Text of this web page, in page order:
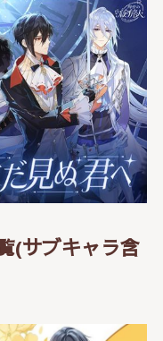
(サブキャラ含